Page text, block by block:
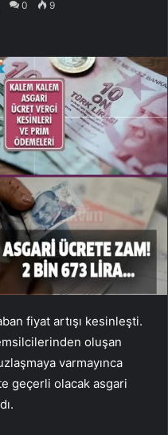
0 9
fiyat artışı kesinleşti.
oluşan
varmayınca
geçerli olacak asgari